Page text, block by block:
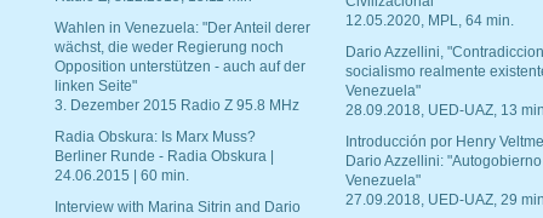
Wahlen in Venezuela: "Der Anteil derer
wächst, die weder Regierung noch
Opposition unterstützen - auch auf der
linken Seite"
3. Dezember 2015 Radio Z 95.8 MHz
Radia Obskura: Is Marx Muss?
Berliner Runde - Radia Obskura |
24.06.2015 | 60 min.
Interview with Marina Sitrin and Dario
12.05.2020, MPL, 64 min.
Dario Azzellini,
socialismo realmente
Venezuela"
28.09.2018, UED-UAZ, 13
Introducción por Henry
Dario Azzellini:
Venezuela"
27.09.2018, UED-UAZ, 29